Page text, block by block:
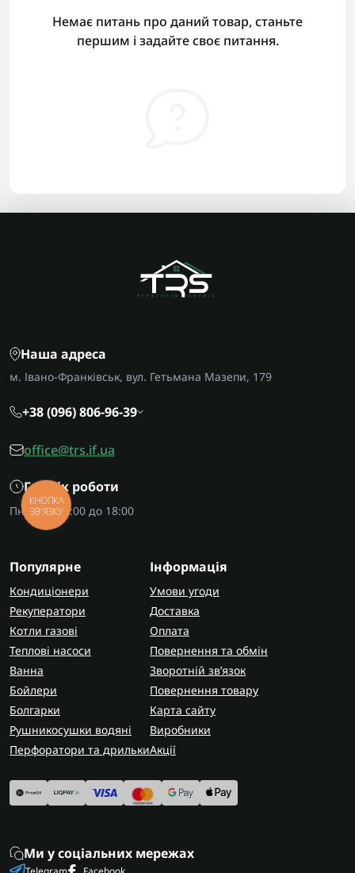
Немає питань про даний товар, станьте
першим і задайте своє питання.
Наша адреса
м. Івано-Франківськ, вул. Гетьмана Мазепи, 179
+38 (096) 806-96-39
office@trs.if.ua
Графік роботи
Пн-Пт: з 09:00 до 18:00
Популярне
Кондиціонери
Рекуператори
Котли газові
Теплові насоси
Ванна
Бойлери
Болгарки
Рушникосушки водяні
Перфоратори та дрильки
Інформація
Умови угоди
Доставка
Оплата
Повернення та обмін
Зворотній зв’язок
Повернення товару
Карта сайту
Виробники
Акції
Ми у соціальних мережах
КНОПКА
ЗВ'ЯЗКУ